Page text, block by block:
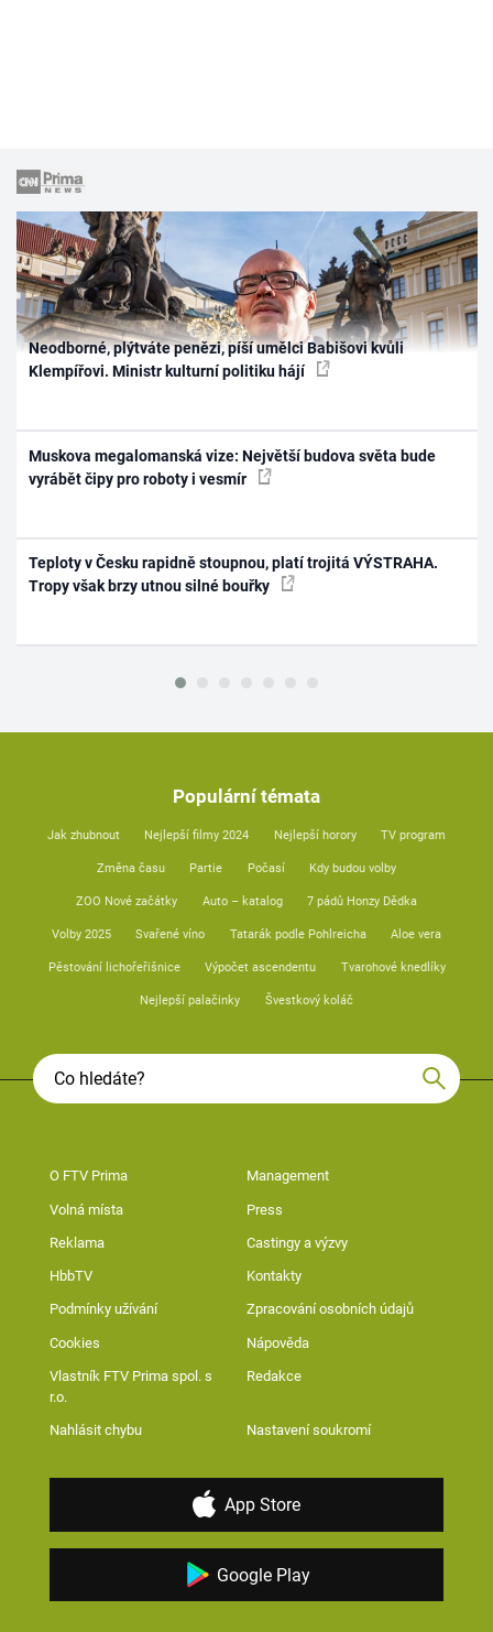
Neodborné, plýtváte penězi, píší umělci Babišovi kvůli
Klempířovi. Ministr kulturní politiku hájí
Muskova megalomanská vize: Největší budova světa bude
vyrábět čipy pro roboty i vesmír
Teploty v Česku rapidně stoupnou, platí trojitá VÝSTRAHA.
Tropy však brzy utnou silné bouřky
Populární témata
Jak zhubnout Nejlepší filmy 2024 Nejlepší horory TV program
Změna času Partie Počasí Kdy budou volby
ZOO Nové začátky Auto – katalog 7 pádů Honzy Dědka
Volby 2025 Svařené víno Tatarák podle Pohlreicha Aloe vera
Pěstování lichořeřišnice Výpočet ascendentu Tvarohové knedlíky
Nejlepší palačinky Švestkový koláč
O FTV Prima Management
Volná místa Press
Reklama Castingy a výzvy
HbbTV Kontakty
Podmínky užívání Zpracování osobních údajů
Cookies Nápověda
Vlastník FTV Prima spol. s
r.o.
Redakce
Nahlásit chybu Nastavení soukromí
App Store
Google Play